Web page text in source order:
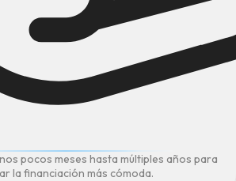
pocos meses hasta múltiples años para
la financiación más cómoda.